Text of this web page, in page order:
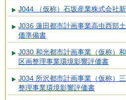
J044 （仮称）石坂産業株式会社
J036 蓮田都市計画事業高虫西部
価準備書
J030 和光都市計画事業（仮称）
区画整理事業環境影響評価書
J034 所沢都市計画事業（仮称）
整理事業環境影響評価書